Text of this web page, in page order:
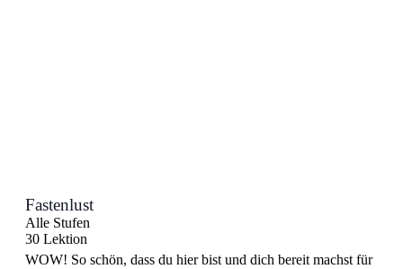
Fastenlust
Alle Stufen
30 Lektion
WOW! So schön, dass du hier bist und dich bereit machst für